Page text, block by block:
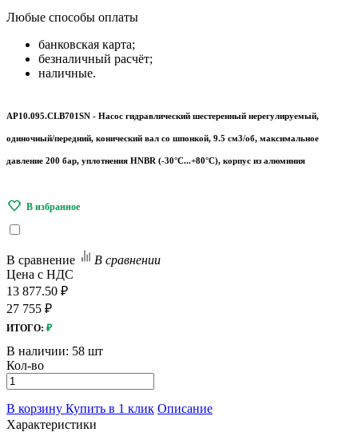
Любые способы оплаты
банковская карта;
безналичный расчёт;
наличные.
AP10.095.CLB701SN - Насос гидравлический шестеренный нерегулируемый,
одиночный/передний, конический вал со шпонкой, 9.5 см3/об, максимальное
давление 200 бар, уплотнения HNBR (-30°С...+80°С), корпус из алюминия
В сравнение
В сравнении
Цена с НДС
13 877.50 ₽
27 755 ₽
ИТОГО: ₽
В наличии: 58 шт
Кол-во
В корзину Купить в 1 клик Описание
Характеристики